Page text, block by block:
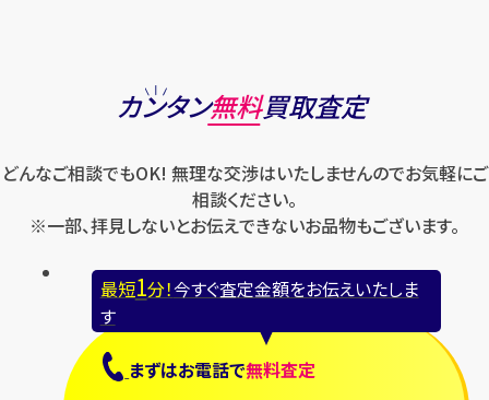
スウォッチ
ゼニス
セリーヌ
ハリー・ウィンストン
フェラガモ
フェンディ
ブライトリング
プラダ
フランク ミュラー
ロエベ
ロンジン
カンタン無料買取査定
どんなご相談でもOK! 無理な交渉はいたしませんのでお気軽にご
相談ください。
※一部、拝見しないとお伝えできないお品物もございます。
最短1分！今すぐ査定金額をお伝えいたしま
す
まずはお電話で無料査定